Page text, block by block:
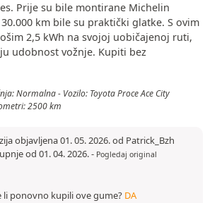
Prije su bile montirane Michelin
km bile su praktički glatke. S ovim
2,5 kWh na svojoj uobičajenoj ruti,
udobnost vožnje. Kupiti bez
Normalna - Vozilo: Toyota Proce Ace City
2500 km
objavljena 01. 05. 2026. od Patrick_Bzh
od 01. 04. 2026.- Pogledaj original
li ponovno kupili ove gume? DA